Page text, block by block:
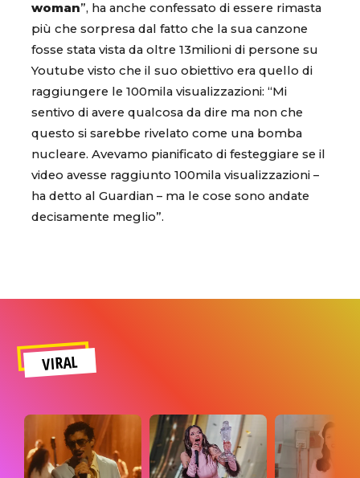
woman”, ha anche confessato di essere rimasta
più che sorpresa dal fatto che la sua canzone
fosse stata vista da oltre 13milioni di persone su
Youtube visto che il suo obiettivo era quello di
raggiungere le 100mila visualizzazioni: “Mi
sentivo di avere qualcosa da dire ma non che
questo si sarebbe rivelato come una bomba
nucleare. Avevamo pianificato di festeggiare se il
video avesse raggiunto 100mila visualizzazioni –
ha detto al Guardian – ma le cose sono andate
decisamente meglio”.
VIRAL